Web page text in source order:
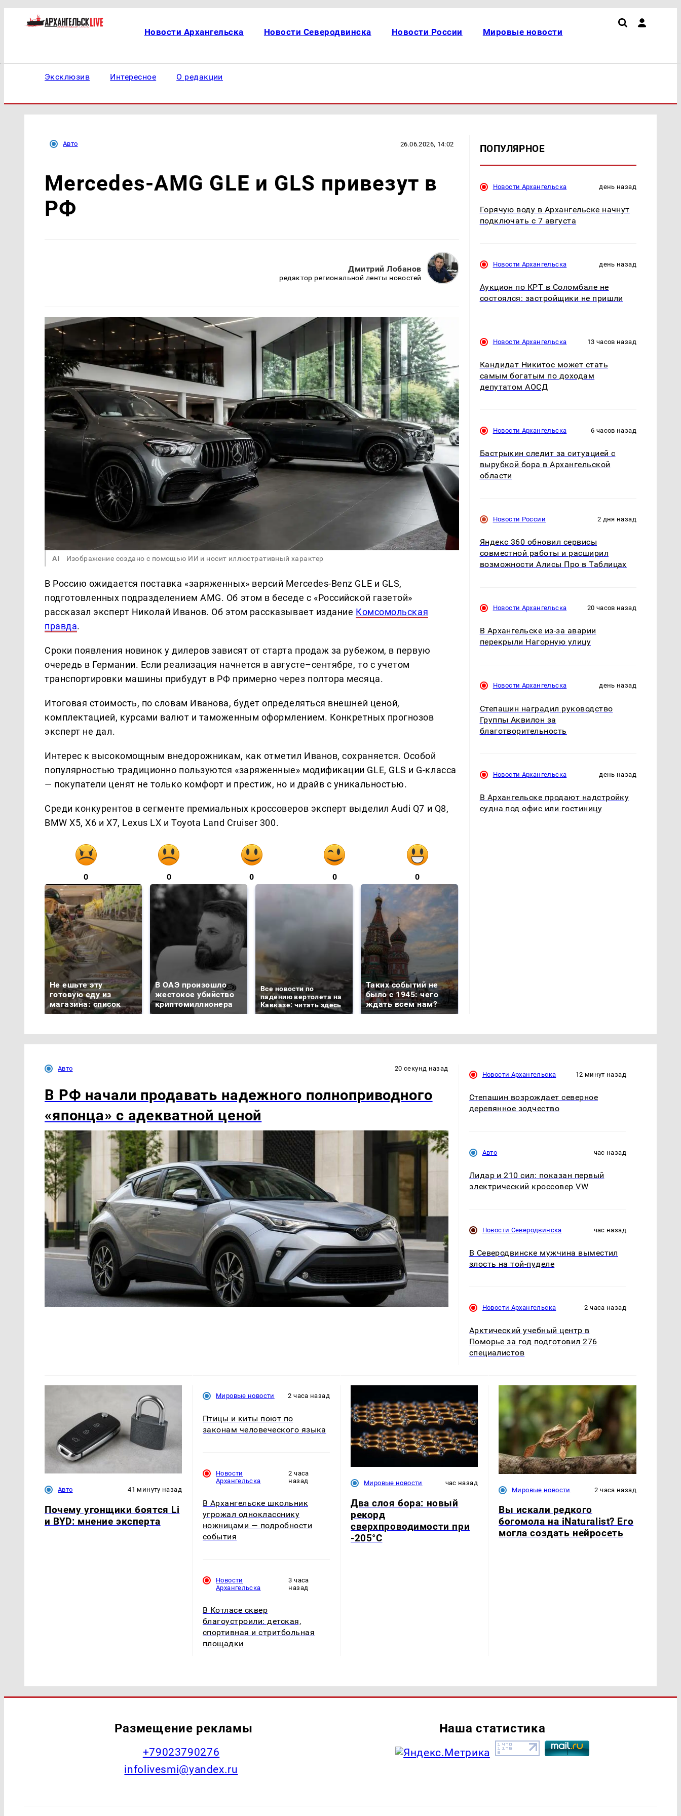
Новости Архангельска Новости Северодвинска Новости России Мировые новости
Эксклюзив Интересное О редакции
Авто 26.06.2026, 14:02
Mercedes-AMG GLE и GLS привезут в
РФ
Дмитрий Лобанов
редактор региональной ленты новостей
AI Изображение создано с помощью ИИ и носит иллюстративный характер
В Россию ожидается поставка «заряженных» версий Mercedes-Benz GLE и GLS,
подготовленных подразделением AMG. Об этом в беседе с «Российской газетой»
рассказал эксперт Николай Иванов. Об этом рассказывает издание Комсомольская
правда.
Сроки появления новинок у дилеров зависят от старта продаж за рубежом, в первую
очередь в Германии. Если реализация начнется в августе–сентябре, то с учетом
транспортировки машины прибудут в РФ примерно через полтора месяца.
Итоговая стоимость, по словам Иванова, будет определяться внешней ценой,
комплектацией, курсами валют и таможенным оформлением. Конкретных прогнозов
эксперт не дал.
Интерес к высокомощным внедорожникам, как отметил Иванов, сохраняется. Особой
популярностью традиционно пользуются «заряженные» модификации GLE, GLS и G-класса
— покупатели ценят не только комфорт и престиж, но и драйв с уникальностью.
Среди конкурентов в сегменте премиальных кроссоверов эксперт выделил Audi Q7 и Q8,
BMW X5, X6 и X7, Lexus LX и Toyota Land Cruiser 300.
0 0 0 0 0
Не ешьте эту
готовую еду из
магазина: список
В ОАЭ произошло
жестокое убийство
криптомиллионера
Все новости по
падению вертолета на
Кавказе: читать здесь
Таких событий не
было с 1945: чего
ждать всем нам?
ПОПУЛЯРНОЕ
Новости Архангельска день назад
Горячую воду в Архангельске начнут
подключать с 7 августа
Новости Архангельска день назад
Аукцион по КРТ в Соломбале не
состоялся: застройщики не пришли
Новости Архангельска 13 часов назад
Кандидат Никитос может стать
самым богатым по доходам
депутатом АОСД
Новости Архангельска 6 часов назад
Бастрыкин следит за ситуацией с
вырубкой бора в Архангельской
области
Новости России 2 дня назад
Яндекс 360 обновил сервисы
совместной работы и расширил
возможности Алисы Про в Таблицах
Новости Архангельска 20 часов назад
В Архангельске из-за аварии
перекрыли Нагорную улицу
Новости Архангельска день назад
Степашин наградил руководство
Группы Аквилон за
благотворительность
Новости Архангельска день назад
В Архангельске продают надстройку
судна под офис или гостиницу
Авто 20 секунд назад
В РФ начали продавать надежного полноприводного
«японца» с адекватной ценой
Новости Архангельска 12 минут назад
Степашин возрождает северное
деревянное зодчество
Авто час назад
Лидар и 210 сил: показан первый
электрический кроссовер VW
Новости Северодвинска час назад
В Северодвинске мужчина выместил
злость на той-пуделе
Новости Архангельска 2 часа назад
Арктический учебный центр в
Поморье за год подготовил 276
специалистов
Авто 41 минуту назад
Почему угонщики боятся Li
и BYD: мнение эксперта
Мировые новости 2 часа назад
Птицы и киты поют по
законам человеческого языка
Новости
Архангельска
2 часа
назад
В Архангельске школьник
угрожал однокласснику
ножницами — подробности
события
Новости
Архангельска
3 часа
назад
В Котласе сквер
благоустроили: детская,
спортивная и стритбольная
площадки
Мировые новости час назад
Два слоя бора: новый
рекорд
сверхпроводимости при
-205°C
Мировые новости 2 часа назад
Вы искали редкого
богомола на iNaturalist? Его
могла создать нейросеть
Размещение рекламы
+79023790276
infolivesmi@yandex.ru
Наша статистика